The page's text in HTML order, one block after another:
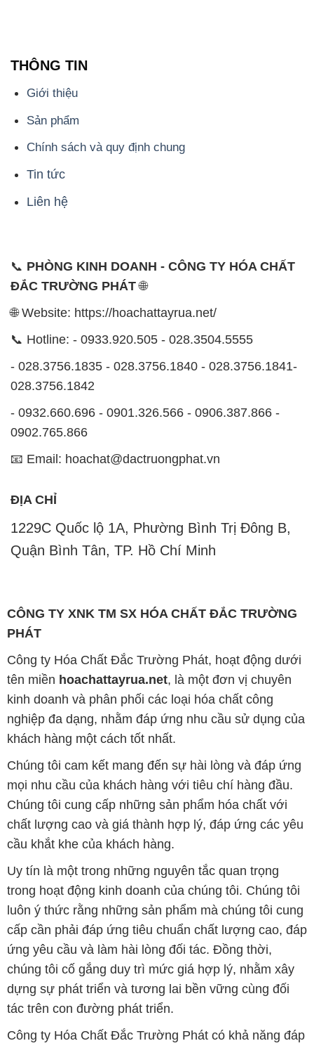
THÔNG TIN
Giới thiệu
Sản phẩm
Chính sách và quy định chung
Tin tức
Liên hệ
📞 PHÒNG KINH DOANH - CÔNG TY HÓA CHẤT
ĐẮC TRƯỜNG PHÁT🌐
🌐 Website: https://hoachattayrua.net/
📞 Hotline: - 0933.920.505 - 028.3504.5555
- 028.3756.1835 - 028.3756.1840 - 028.3756.1841-
028.3756.1842
- 0932.660.696 - 0901.326.566 - 0906.387.866 -
0902.765.866
📧 Email: hoachat@dactruongphat.vn
ĐỊA CHỈ
1229C Quốc lộ 1A, Phường Bình Trị Đông B,
Quận Bình Tân, TP. Hồ Chí Minh
CÔNG TY XNK TM SX HÓA CHẤT ĐẮC TRƯỜNG
PHÁT
Công ty Hóa Chất Đắc Trường Phát, hoạt động dưới
tên miền hoachattayrua.net, là một đơn vị chuyên
kinh doanh và phân phối các loại hóa chất công
nghiệp đa dạng, nhằm đáp ứng nhu cầu sử dụng của
khách hàng một cách tốt nhất.
Chúng tôi cam kết mang đến sự hài lòng và đáp ứng
mọi nhu cầu của khách hàng với tiêu chí hàng đầu.
Chúng tôi cung cấp những sản phẩm hóa chất với
chất lượng cao và giá thành hợp lý, đáp ứng các yêu
cầu khắt khe của khách hàng.
Uy tín là một trong những nguyên tắc quan trọng
trong hoạt động kinh doanh của chúng tôi. Chúng tôi
luôn ý thức rằng những sản phẩm mà chúng tôi cung
cấp cần phải đáp ứng tiêu chuẩn chất lượng cao, đáp
ứng yêu cầu và làm hài lòng đối tác. Đồng thời,
chúng tôi cố gắng duy trì mức giá hợp lý, nhằm xây
dựng sự phát triển và tương lai bền vững cùng đối
tác trên con đường phát triển.
Công ty Hóa Chất Đắc Trường Phát có khả năng đáp